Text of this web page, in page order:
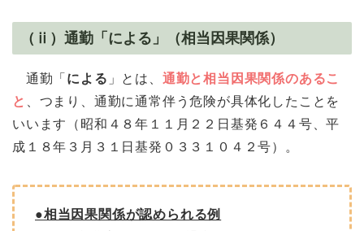
（ⅱ）通勤「による」（相当因果関係）
通勤「 による 」とは、 通勤と相当因果関係のあるこ
と
、つまり、通勤に通常伴う危険が具体化したことを
いいます（昭和４８年１１月２２日基発６４４号、平
成１８年３月３１日基発０３３１０４２号）。
●相当因果関係が認められる例